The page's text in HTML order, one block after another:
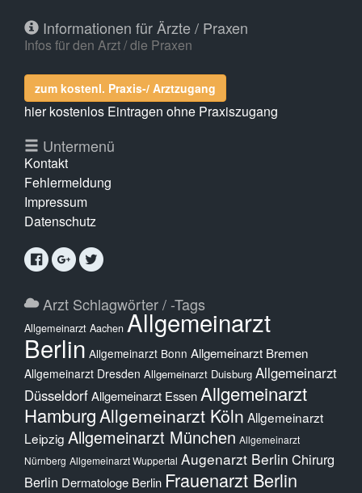
Informationen für Ärzte / Praxen
Infos für den Arzt / die Praxen
zum kostenl. Praxis-/ Arztzugang
hier kostenlos Eintragen ohne Praxiszugang
Untermenü
Kontakt
Fehlermeldung
Impressum
Datenschutz
Arzt Schlagwörter / -Tags
Allgemeinarzt Aachen Allgemeinarzt
Berlin Allgemeinarzt Bonn Allgemeinarzt Bremen
Allgemeinarzt Dresden Allgemeinarzt Duisburg Allgemeinarzt
DüsseldorfAllgemeinarzt Essen Allgemeinarzt
HamburgAllgemeinarzt Köln Allgemeinarzt
Leipzig Allgemeinarzt München Allgemeinarzt
Nürnberg Allgemeinarzt Wuppertal Augenarzt Berlin Chirurg
Berlin Dermatologe Berlin Frauenarzt Berlin